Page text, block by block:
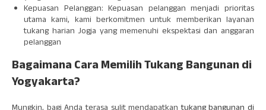
Kepuasan Pelanggan: Kepuasan pelanggan menjadi prioritas
utama kami, kami berkomitmen untuk memberikan layanan
tukang harian Jogja yang memenuhi ekspektasi dan anggaran
pelanggan
Bagaimana Cara Memilih Tukang Bangunan di
Yogyakarta?